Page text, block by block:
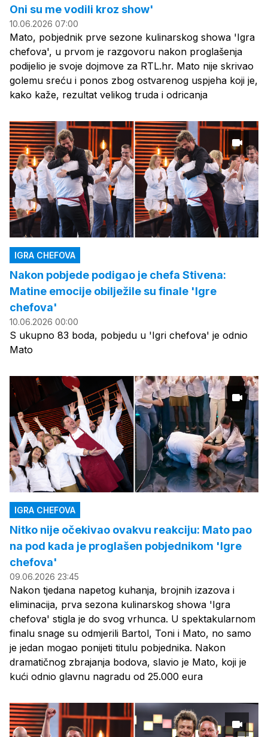
Oni su me vodili kroz show'
10.06.2026 07:00
Mato, pobjednik prve sezone kulinarskog showa 'Igra
chefova', u prvom je razgovoru nakon proglašenja
podijelio je svoje dojmove za RTL.hr. Mato nije skrivao
golemu sreću i ponos zbog ostvarenog uspjeha koji je,
kako kaže, rezultat velikog truda i odricanja
IGRA CHEFOVA
Nakon pobjede podigao je chefa Stivena:
Matine emocije obilježile su finale 'Igre
chefova'
10.06.2026 00:00
S ukupno 83 boda, pobjedu u 'Igri chefova' je odnio
Mato
IGRA CHEFOVA
Nitko nije očekivao ovakvu reakciju: Mato pao
na pod kada je proglašen pobjednikom 'Igre
chefova'
09.06.2026 23:45
Nakon tjedana napetog kuhanja, brojnih izazova i
eliminacija, prva sezona kulinarskog showa 'Igra
chefova' stigla je do svog vrhunca. U spektakularnom
finalu snage su odmjerili Bartol, Toni i Mato, no samo
je jedan mogao ponijeti titulu pobjednika. Nakon
dramatičnog zbrajanja bodova, slavio je Mato, koji je
kući odnio glavnu nagradu od 25.000 eura